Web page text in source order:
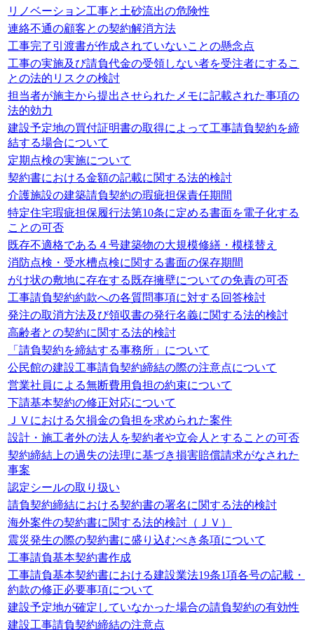
リノベーション工事と土砂流出の危険性
連絡不通の顧客との契約解消方法
工事完了引渡書が作成されていないことの懸念点
工事の実施及び請負代金の受領しない者を受注者にするこ
との法的リスクの検討
担当者が施主から提出させられたメモに記載された事項の
法的効力
建設予定地の買付証明書の取得によって工事請負契約を締
結する場合について
定期点検の実施について
契約書における金額の記載に関する法的検討
介護施設の建築請負契約の瑕疵担保責任期間
特定住宅瑕疵担保履行法第10条に定める書面を電子化する
ことの可否
既存不適格である４号建築物の大規模修繕・模様替え
消防点検・受水槽点検に関する書面の保存期間
がけ状の敷地に存在する既存擁壁についての免責の可否
工事請負契約約款への各質問事項に対する回答検討
発注の取消方法及び領収書の発行名義に関する法的検討
高齢者との契約に関する法的検討
「請負契約を締結する事務所」について
公民館の建設工事請負契約締結の際の注意点について
営業社員による無断費用負担の約束について
下請基本契約の修正対応について
ＪＶにおける欠損金の負担を求められた案件
設計・施工者外の法人を契約者や立会人とすることの可否
契約締結上の過失の法理に基づき損害賠償請求がなされた
事案
認定シールの取り扱い
請負契約締結における契約書の署名に関する法的検討
海外案件の契約書に関する法的検討（ＪＶ）
震災発生の際の契約書に盛り込むべき条項について
工事請負基本契約書作成
工事請負基本契約書における建設業法19条1項各号の記載・
約款の修正必要事項について
建設予定地が確定していなかった場合の請負契約の有効性
建設工事請負契約締結の注意点